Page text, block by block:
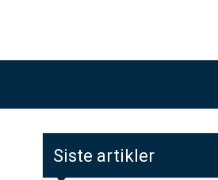
Siste artikler